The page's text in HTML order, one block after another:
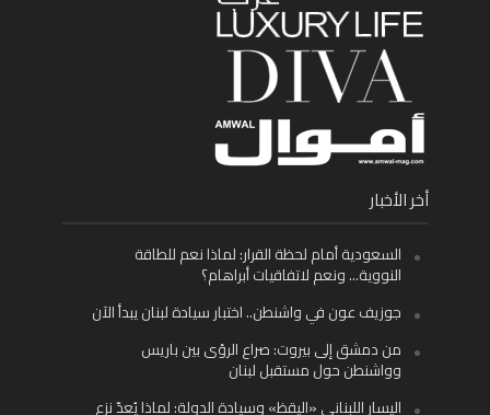
أخر الأخبار
السعودية أمام لحظة القرار: لماذا نعم للطاقة
النووية… ونعم لاتفاقيات أبراهام؟
جوزيف عون في واشنطن.. اختبار سيادة لبنان يبدأ الآن
من دمشق إلى بيروت: صراع الرؤى بين باريس
وواشنطن حول مستقبل لبنان
اليسار اللبناني «اليقظ» وسيادة الدولة: لماذا يُعدّ نزع